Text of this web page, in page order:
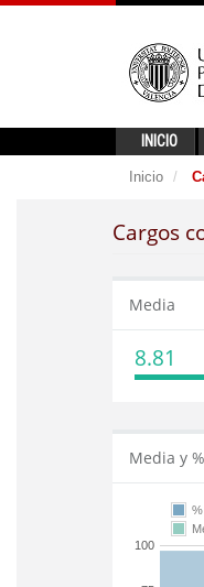
INICIO
Inicio
Cargos
Media
8.81
Media y
100